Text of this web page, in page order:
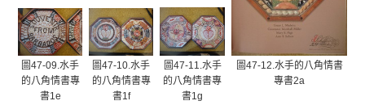
圖47-09.水手
的八角情書專
書1e
圖47-10.水手
的八角情書專
書1f
圖47-11.水手
的八角情書專
書1g
圖47-12.水手的八角情書
專書2a